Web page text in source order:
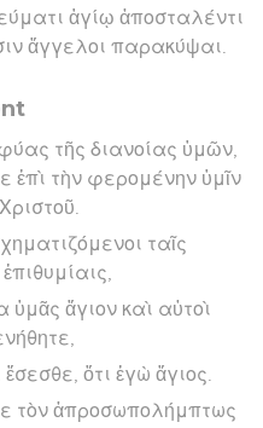
ἁγίῳ ἀποσταλέντι
ἄγγελοι παρακύψαι.
τῆς διανοίας ὑμῶν,
ἐπὶ τὴν φερομένην ὑμῖν
ταῖς
ἅγιον καὶ αὐτοὶ
ὅτι ἐγὼ ἅγιος.
τὸν ἀπροσωπολήμπτως